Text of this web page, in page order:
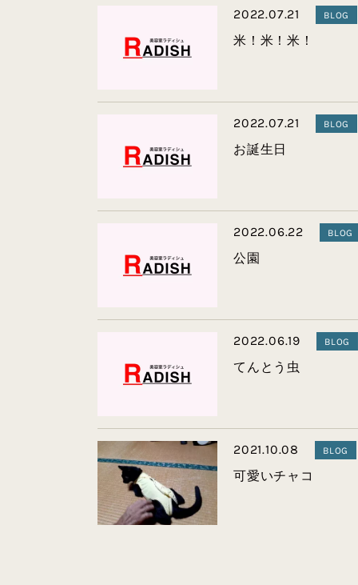
2022.07.21 BLOG
米！米！米！
2022.07.21 BLOG
お誕生日
2022.06.22 BLOG
公園
2022.06.19 BLOG
てんとう虫
2021.10.08 BLOG
可愛いチャコ